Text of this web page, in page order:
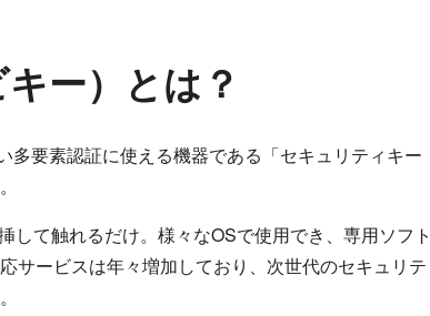
ー）とは？
要素認証に使える機器である「セキュリティキー
て触れるだけ。様々なOSで使用でき、専用ソフト
サービスは年々増加しており、次世代のセキュリテ